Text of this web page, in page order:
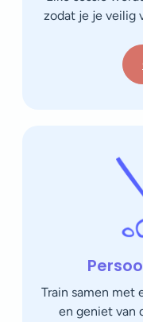
zodat je je veilig
Train samen met
en geniet van